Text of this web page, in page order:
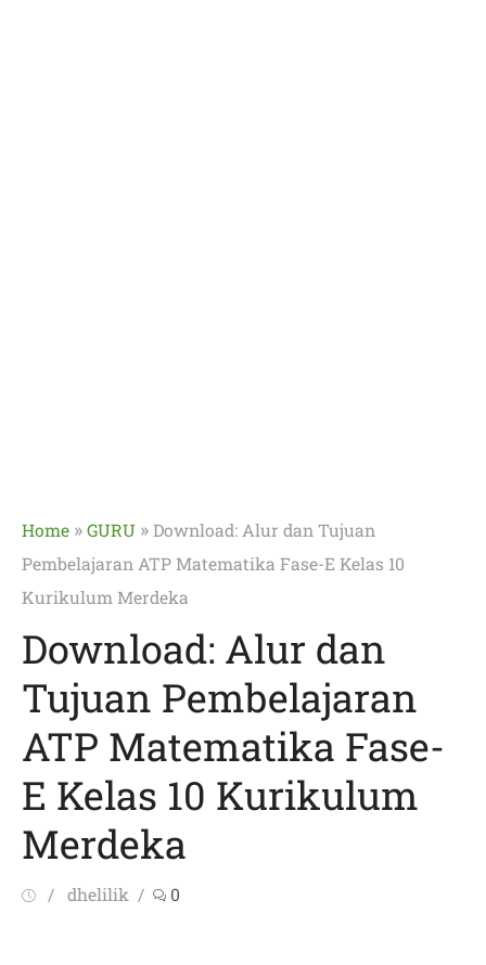
Home »GURU »Download: Alur dan Tujuan
Pembelajaran ATP Matematika Fase-E Kelas 10
Kurikulum Merdeka
Download: Alur dan
Tujuan Pembelajaran
ATP Matematika Fase-
E Kelas 10 Kurikulum
Merdeka
PostedAuthor
dhelilik 0